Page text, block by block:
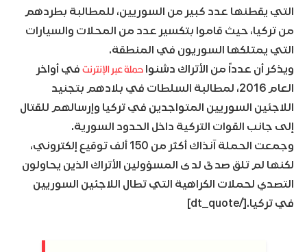
التي يقطنها عدد كبير من السوريين، للمطالبة بطردهم
من تركيا، حيث قاموا بتكسير عدد من المحلات والسيارات
التي يمتلكها السوريون في المنطقة.
ويذكر أن عدداً من الأتراك دشنواحملة عبر الإنترنت في أواخر
العام 2016، لمطالبة السلطات في بلادهم بتجنيد
اللاجئين السوريين المتواجدين في تركيا وإرسالهم للقتال
إلى جانب القوات التركية داخل الحدود السورية.
وجمعت الحملة آنذاك أكثر من 150 ألف توقيع إلكتروني،
لكنها لم تلق صدىً لدى المسؤولين الأتراك الذين يحاولون
التصدي لحملات الكراهية التي تطال اللاجئين السوريين
في تركيا.[/dt_quote]